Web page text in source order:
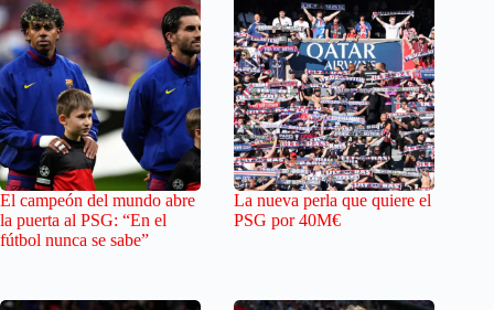
El campeón del mundo abre
la puerta al PSG: “En el
fútbol nunca se sabe”
La nueva perla que quiere el
PSG por 40M€